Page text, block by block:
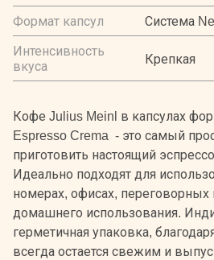
Формат капсул
Система
Интенсивность
вкуса
Крепкая
Кофе Julius Meinl в капсулах
Espresso Crema - это самый
приготовить настоящий
Идеально подходят для
номерах, офисах, переговорных
домашнего использования.
герметичная упаковка,
всегда остается свежим и